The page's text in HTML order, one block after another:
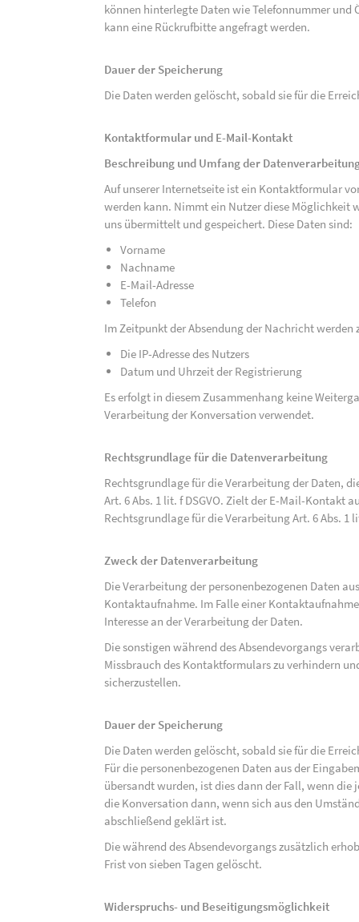
können hinterlegte Daten wie Telefonnummer und
kann eine Rückrufbitte angefragt werden.
Dauer der Speicherung
Die Daten werden gelöscht, sobald sie für die
Kontaktformular und E-Mail-Kontakt
Beschreibung und Umfang der
Auf unserer Internetseite ist ein Kontaktformular
werden kann. Nimmt ein Nutzer diese Möglichkeit
uns übermittelt und gespeichert. Diese Daten sind:
Vorname
Nachname
E-Mail-Adresse
Telefon
Im Zeitpunkt der Absendung der Nachricht werden
Die IP-Adresse des Nutzers
Datum und Uhrzeit der Registrierung
Es erfolgt in diesem Zusammenhang keine
Verarbeitung der Konversation verwendet.
Rechtsgrundlage für die Datenverarbeitung
Rechtsgrundlage für die Verarbeitung der Daten,
Art. 6 Abs. 1 lit. f DSGVO. Zielt der E-Mail-Kontakt
Rechtsgrundlage für die Verarbeitung Art. 6 Abs. 1
Zweck der Datenverarbeitung
Die Verarbeitung der personenbezogenen Daten
Kontaktaufnahme. Im Falle einer
Interesse an der Verarbeitung der Daten.
Die sonstigen während des Absendevorgangs
Missbrauch des Kontaktformulars zu verhindern
sicherzustellen.
Dauer der Speicherung
Die Daten werden gelöscht, sobald sie für die
Für die personenbezogenen Daten aus der
übersandt wurden, ist dies dann der Fall, wenn
die Konversation dann, wenn sich aus den
abschließend geklärt ist.
Die während des Absendevorgangs zusätzlich
Frist von sieben Tagen gelöscht.
Widerspruchs- und Beseitigungsmöglichkeit